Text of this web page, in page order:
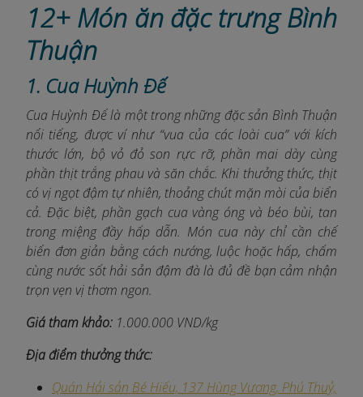
12+ Món ăn đặc trưng Bình
Thuận
1. Cua Huỳnh Đế
Cua Huỳnh Đế là một trong những đặc sản Bình Thuận
nổi tiếng, được ví như “vua của các loài cua” với kích
thước lớn, bộ vỏ đỏ son rực rỡ, phần mai dày cùng
phần thịt trắng phau và săn chắc. Khi thưởng thức, thịt
có vị ngọt đậm tự nhiên, thoảng chút mặn mòi của biển
cả. Đặc biệt, phần gạch cua vàng óng và béo bùi, tan
trong miệng đầy hấp dẫn. Món cua này chỉ cần chế
biến đơn giản bằng cách nướng, luộc hoặc hấp, chấm
cùng nước sốt hải sản đậm đà là đủ đề bạn cảm nhận
trọn vẹn vị thơm ngon.
Giá tham khảo: 1.000.000 VND/kg
Địa điểm thưởng thức:
Quán Hải sản Bé Hiếu, 137 Hùng Vương, Phú Thuỷ,